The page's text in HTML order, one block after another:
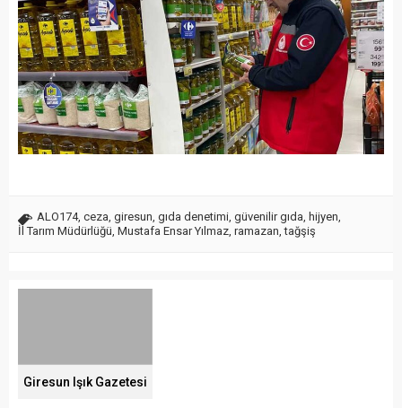
ALO174, ceza, giresun, gıda denetimi, güvenilir gıda, hijyen,
İl Tarım Müdürlüğü, Mustafa Ensar Yılmaz, ramazan,tağşiş
Giresun Işık Gazetesi